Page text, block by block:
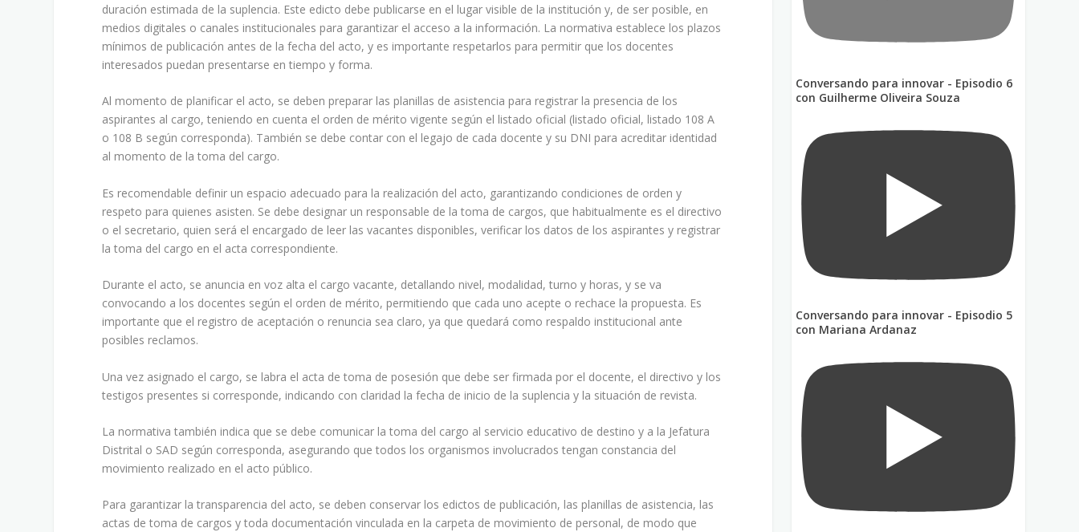
duración estimada de la suplencia. Este edicto debe publicarse en el lugar visible de la institución y, de ser posible, en
medios digitales o canales institucionales para garantizar el acceso a la información. La normativa establece los plazos
mínimos de publicación antes de la fecha del acto, y es importante respetarlos para permitir que los docentes
interesados puedan presentarse en tiempo y forma.
Al momento de planificar el acto, se deben preparar las planillas de asistencia para registrar la presencia de los
aspirantes al cargo, teniendo en cuenta el orden de mérito vigente según el listado oficial (listado oficial, listado 108 A
o 108 B según corresponda). También se debe contar con el legajo de cada docente y su DNI para acreditar identidad
al momento de la toma del cargo.
Es recomendable definir un espacio adecuado para la realización del acto, garantizando condiciones de orden y
respeto para quienes asisten. Se debe designar un responsable de la toma de cargos, que habitualmente es el directivo
o el secretario, quien será el encargado de leer las vacantes disponibles, verificar los datos de los aspirantes y registrar
la toma del cargo en el acta correspondiente.
Durante el acto, se anuncia en voz alta el cargo vacante, detallando nivel, modalidad, turno y horas, y se va
convocando a los docentes según el orden de mérito, permitiendo que cada uno acepte o rechace la propuesta. Es
importante que el registro de aceptación o renuncia sea claro, ya que quedará como respaldo institucional ante
posibles reclamos.
Una vez asignado el cargo, se labra el acta de toma de posesión que debe ser firmada por el docente, el directivo y los
testigos presentes si corresponde, indicando con claridad la fecha de inicio de la suplencia y la situación de revista.
La normativa también indica que se debe comunicar la toma del cargo al servicio educativo de destino y a la Jefatura
Distrital o SAD según corresponda, asegurando que todos los organismos involucrados tengan constancia del
movimiento realizado en el acto público.
Para garantizar la transparencia del acto, se deben conservar los edictos de publicación, las planillas de asistencia, las
actas de toma de cargos y toda documentación vinculada en la carpeta de movimiento de personal, de modo que
Conversando para innovar - Episodio 6
con Guilherme Oliveira Souza
Conversando para innovar - Episodio 5
con Mariana Ardanaz